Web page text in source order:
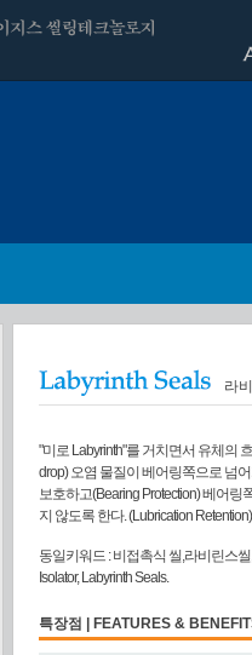
라
"미로 Labyrinth"를 거치면서 유체의
drop) 오염 물질이 베어링쪽으로 넘
보호하고(Bearing Protection) 베어링
지 않도록 한다. (Lubrication Retention)
동일키워드 : 비접촉식 씰,라비린스씰
Isolator, Labyrinth Seals.
특장점 | FEATURES &